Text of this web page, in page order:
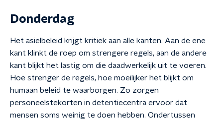
Donderdag
Het asielbeleid krijgt kritiek aan alle kanten. Aan de ene
kant klinkt de roep om strengere regels, aan de andere
kant blijkt het lastig om die daadwerkelijk uit te voeren.
Hoe strenger de regels, hoe moeilijker het blijkt om
humaan beleid te waarborgen. Zo zorgen
personeelstekorten in detentiecentra ervoor dat
mensen soms weinig te doen hebben. Ondertussen